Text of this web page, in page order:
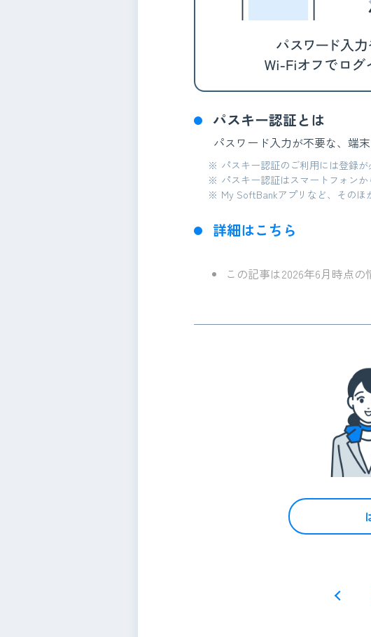
パスキー認証とは
パスワード入力が不要な、端
※ パスキー認証のご利用には登録が
※ パスキー認証はスマートフォン
※ My SoftBankアプリなど、そのほ
詳細はこちら
この記事は2026年6月時点の